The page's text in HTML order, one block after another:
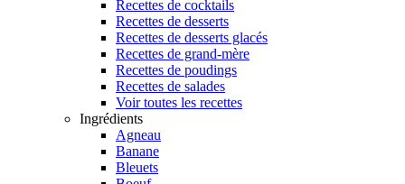
Recettes de cocktails
Recettes de desserts
Recettes de desserts glacés
Recettes de grand-mère
Recettes de poudings
Recettes de salades
Voir toutes les recettes
Ingrédients
Agneau
Banane
Bleuets